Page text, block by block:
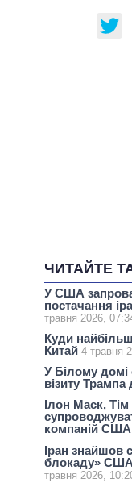
ЧИТАЙТЕ
У США
постачання
травня 2026,
Куди
Китай 4 травня
У Білому домі
візиту
Ілон Маск, Тім
компаній США
Іран знайшов
блокаду»
травня 2026,